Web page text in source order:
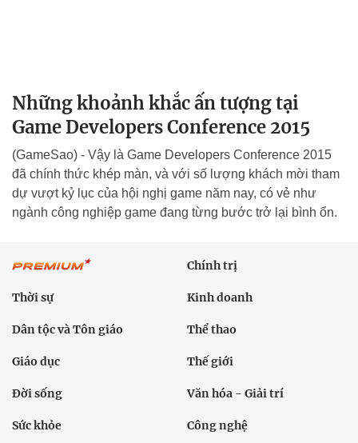
Những khoảnh khắc ấn tượng tại
Game Developers Conference 2015
(GameSao) - Vậy là Game Developers Conference 2015
đã chính thức khép màn, và với số lượng khách mời tham
dự vượt kỷ lục của hội nghị game năm nay, có vẻ như
ngành công nghiệp game đang từng bước trở lại bình ổn.
Chính trị
Thời sự Kinh doanh
Dân tộc và Tôn giáo Thể thao
Giáo dục Thế giới
Đời sống Văn hóa - Giải trí
Sức khỏe Công nghệ